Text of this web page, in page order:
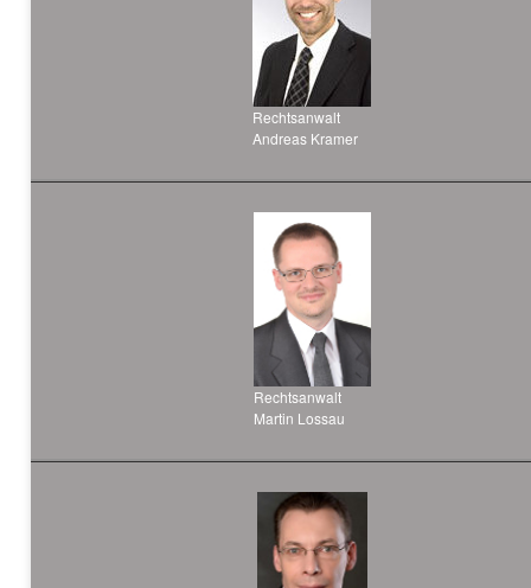
Rechtsanwalt
Andreas Kramer
Rechtsanwalt
Martin Lossau